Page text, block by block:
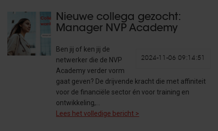
Nieuwe collega gezocht:
Manager NVP Academy
2024-11-06 09:14:51
Ben jij of ken jij de
netwerker die de NVP
Academy verder vorm
gaat geven? De drijvende kracht die met affiniteit
voor de financiële sector én voor training en
ontwikkeling,…
Lees het volledige bericht >